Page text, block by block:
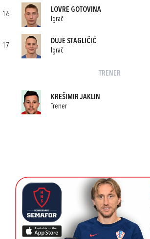
16
LOVRE GOTOVINA
Igrač
17
DUJE STAGLIČIĆ
Igrač
TRENER
KREŠIMIR JAKLIN
Trener